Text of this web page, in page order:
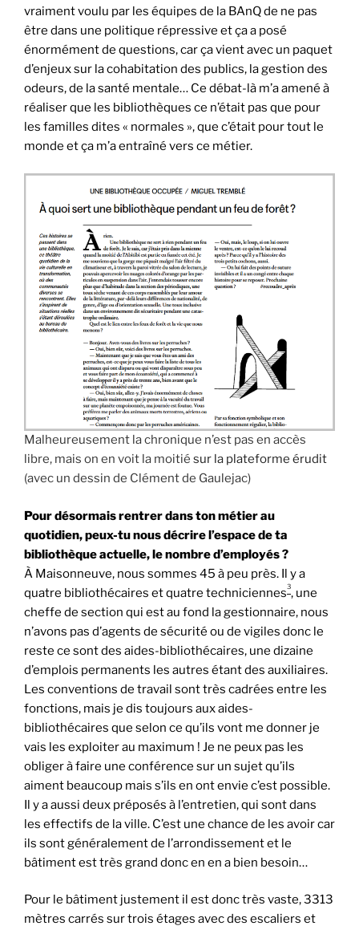
vraiment voulu par les équipes de la BAnQ de ne pas
être dans une politique répressive et ça a posé
énormément de questions, car ça vient avec un paquet
d’enjeux sur la cohabitation des publics, la gestion des
odeurs, de la santé mentale… Ce débat-là m’a amené à
réaliser que les bibliothèques ce n’était pas que pour
les familles dites « normales », que c’était pour tout le
monde et ça m’a entraîné vers ce métier.
Malheureusement la chronique n’est pas en accès
libre, mais on en voit la moitié sur la plateforme érudit
(avec un dessin de Clément de Gaulejac)
Pour désormais rentrer dans ton métier au
quotidien, peux-tu nous décrire l’espace de ta
bibliothèque actuelle, le nombre d’employés ?
À Maisonneuve, nous sommes 45 à peu près. Il y a
quatre bibliothécaires et quatre techniciennes3, une
cheffe de section qui est au fond la gestionnaire, nous
n’avons pas d’agents de sécurité ou de vigiles donc le
reste ce sont des aides-bibliothécaires, une dizaine
d’emplois permanents les autres étant des auxiliaires.
Les conventions de travail sont très cadrées entre les
fonctions, mais je dis toujours aux aides-
bibliothécaires que selon ce qu’ils vont me donner je
vais les exploiter au maximum ! Je ne peux pas les
obliger à faire une conférence sur un sujet qu’ils
aiment beaucoup mais s’ils en ont envie c’est possible.
Il y a aussi deux préposés à l’entretien, qui sont dans
les effectifs de la ville. C’est une chance de les avoir car
ils sont généralement de l’arrondissement et le
bâtiment est très grand donc en en a bien besoin…
Pour le bâtiment justement il est donc très vaste, 3313
mètres carrés sur trois étages avec des escaliers et